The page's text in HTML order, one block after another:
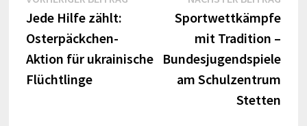
Navigation
Jede Hilfe zählt:
Osterpäckchen-
Aktion für ukrainische
Flüchtlinge
Sportwettkämpfe
mit Tradition –
Bundesjugendspiele
am Schulzentrum
Stetten